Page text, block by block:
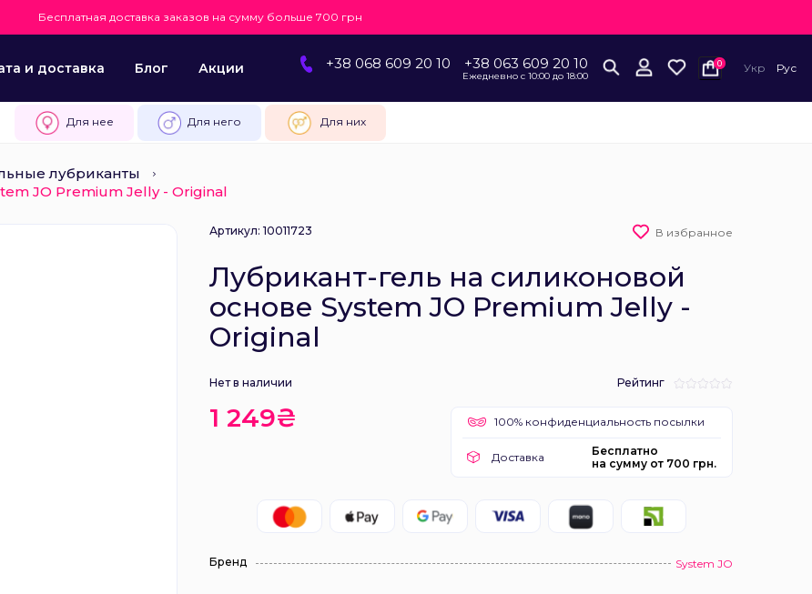
Бесплатная доставка заказов на сумму больше 700 грн
и доставка Блог Акции +38 068 609 20 10 +38 063 609 20 10
Ежедневно с 10:00 до 18:00
0 Укр Рус
Для нее Для него Для них
лубриканты
JO Premium Jelly - Original
Артикул: 10011723 В избранное
Лубрикант-гель на силиконовой
основе System JO Premium Jelly -
Original
Нет в наличии Рейтинг
1 249₴ 100% конфиденциальность посылки
Доставка
Бесплатно
на сумму от 700 грн.
Бренд System JO